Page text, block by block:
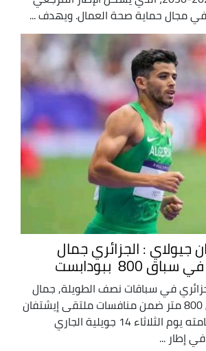
مجال حماية صحة العمال. ويهدف ...
: الجزائري جمال
ببودابست
في سباقات نصف الطويلة, جمال
سجاتي, في سباق 800 متر ضمن منافسات ملتقى إيشتفان
جيولاي , المقرر إقامته يوم الثلاثاء 14 جويلية الجاري
إطار ...